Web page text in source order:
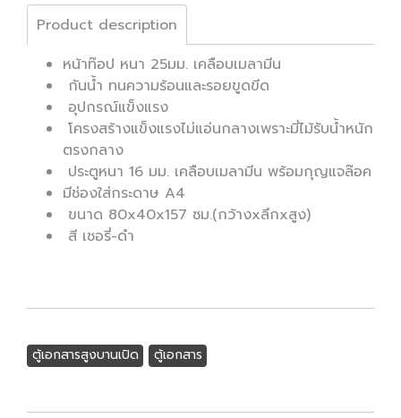
Product description
หน้าท๊อป หนา 25มม. เคลือบเมลามีน
กันน้ำ ทนความร้อนและรอยขูดขีด
อุปกรณ์แข็งแรง
โครงสร้างแข็งแรงไม่แอ่นกลางเพราะมี่ไม้รับน้ำหนัก
ตรงกลาง
ประตูหนา 16 มม. เคลือบเมลามีน พร้อมกุญแจล๊อค
มีช่องใส่กระดาษ A4
ขนาด 80x40x157 ซม.(กว้างxลึกxสูง)
สี เชอรี่-ดำ
ตู้เอกสารสูงบานเปิด ตู้เอกสาร